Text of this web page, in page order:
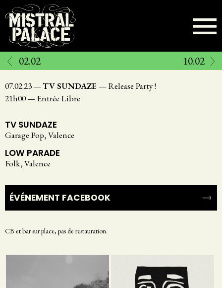
Aller
au
contenu
principal
02.02 10.02
07.02.23—TV SUNDAZE —Release Party !
21h00—Entrée Libre
TV SUNDAZE
Garage Pop, Valence
LOW PARADE
Folk, Valence
ÉVÉNEMENT FACEBOOK
CB et bar sur place, pas de restauration.